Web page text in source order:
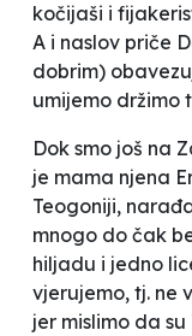
kočijaši i
A i naslov priče
dobrim)
umijemo držimo
Dok smo još na
je mama njena
Teogoniji,
mnogo do čak
hiljadu i jedno
vjerujemo, tj. ne
jer mislimo da